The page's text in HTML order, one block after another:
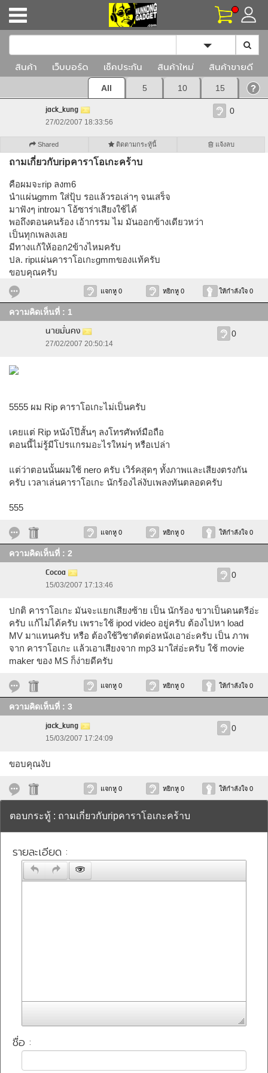
Toggle
สินค้า เว็บบอร์ด เช็คประกัน สินค้าใหม่ สินค้าขายดี
All 5 10 15
jack_kung
27/02/2007 18:33:56
0
Shared ติดตามกระทู้นี้ แจ้งลบ
ถามเกี่ยวกับripคาราโอเกะคร้าบ
คือผมจะrip ลงm6
นำแผ่นgmm ใส่ปุ้บ รอแล้วรอเล่าๆ จนเสร็จ
มาฟังๆ introมา โอ้ซาร่าเสียงใช้ได้
พอถึงตอนคนร้อง เอ้ากรรม ไม มันออกข้างเดียวหว่า
เป็นทุกเพลงเลย
มีทางแก้ให้ออก2ข้างไหมครับ
ปล. ripแผ่นคาราโอเกะgmmของแท้ครับ
ขอบคุณครับ
แจกหู 0 หยิกหู 0 ให้กำลังใจ 0
ความคิดเห็นที่ : 1
นายมั่นคง
27/02/2007 20:50:14
0
5555 ผม Rip คาราโอเกะไม่เป็นครับ
เคยแต่ Rip หนังโป๊สั้นๆ ลงโทรศัพท์มือถือ
ตอนนี้ไม่รู้มีโปรแกรมอะไรใหม่ๆ หรือเปล่า
แต่ว่าตอนนั้นผมใช้ nero ครับ เวิร์คสุดๆ ทั้งภาพและเสียงตรงกัน
ครับ เวลาเล่นคาราโอเกะ นักร้องไล่งับเพลงทันตลอดครับ
555
แจกหู 0 หยิกหู 0 ให้กำลังใจ 0
ความคิดเห็นที่ : 2
Cocoa
15/03/2007 17:13:46
0
ปกติ คาราโอเกะ มันจะแยกเสียงซ้าย เป็น นักร้อง ขวาเป็นดนตรีอ่ะ
ครับ แก้ไม่ได้ครับ เพราะใช้ ipod video อยู่ครับ ต้องไปหา load
MV มาแทนครับ หรือ ต้องใช้วิชาตัดต่อหนังเอาอ่ะครับ เป็น ภาพ
จาก คาราโอเกะ แล้วเอาเสียงจาก mp3 มาใส่อ่ะครับ ใช้ movie
maker ของ MS ก็ง่ายดีครับ
แจกหู 0 หยิกหู 0 ให้กำลังใจ 0
ความคิดเห็นที่ : 3
jack_kung
15/03/2007 17:24:09
0
ขอบคุณงับ
แจกหู 0 หยิกหู 0 ให้กำลังใจ 0
ตอบกระทู้ : ถามเกี่ยวกับripคาราโอเกะคร้าบ
รายละเอียด :
ชื่อ :